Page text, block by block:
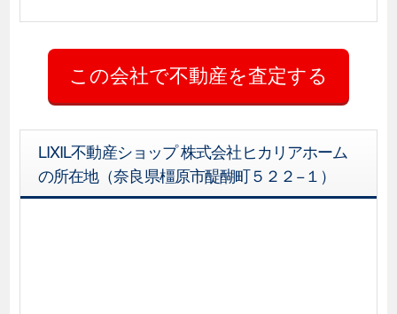
LIXIL不動産ショップ 株式会社ヒカリアホーム
の所在地（奈良県橿原市醍醐町５２２−１）